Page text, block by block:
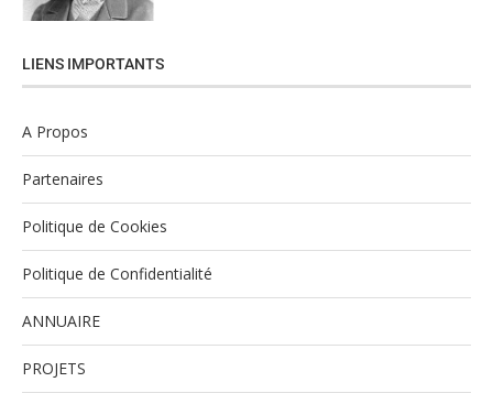
LIENS IMPORTANTS
A Propos
Partenaires
Politique de Cookies
Politique de Confidentialité
ANNUAIRE
PROJETS